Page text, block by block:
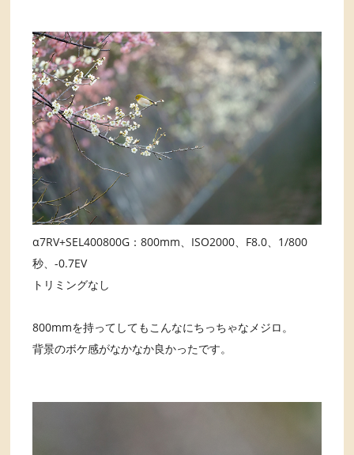
α7RV+SEL400800G：800mm、ISO2000、F8.0、1/800
秒、-0.7EV
トリミングなし
800mmを持ってしてもこんなにちっちゃなメジロ。
背景のボケ感がなかなか良かったです。